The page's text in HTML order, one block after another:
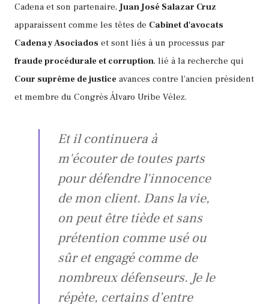
Cadena et son partenaire, Juan José Salazar Cruz
apparaissent comme les têtes de Cabinet d'avocats
Cadena y Asociados et sont liés à un processus par
fraude procédurale et corruption, lié à la recherche qui
Cour suprême de justice avances contre l'ancien président
et membre du Congrès Álvaro Uribe Vélez.
Et il continuera à
m'écouter de toutes parts
pour défendre l'innocence
de mon client. Dans la vie,
on peut être tiède et sans
prétention comme usé ou
sûr et engagé comme de
nombreux défenseurs. Je le
répète, certains d’entre